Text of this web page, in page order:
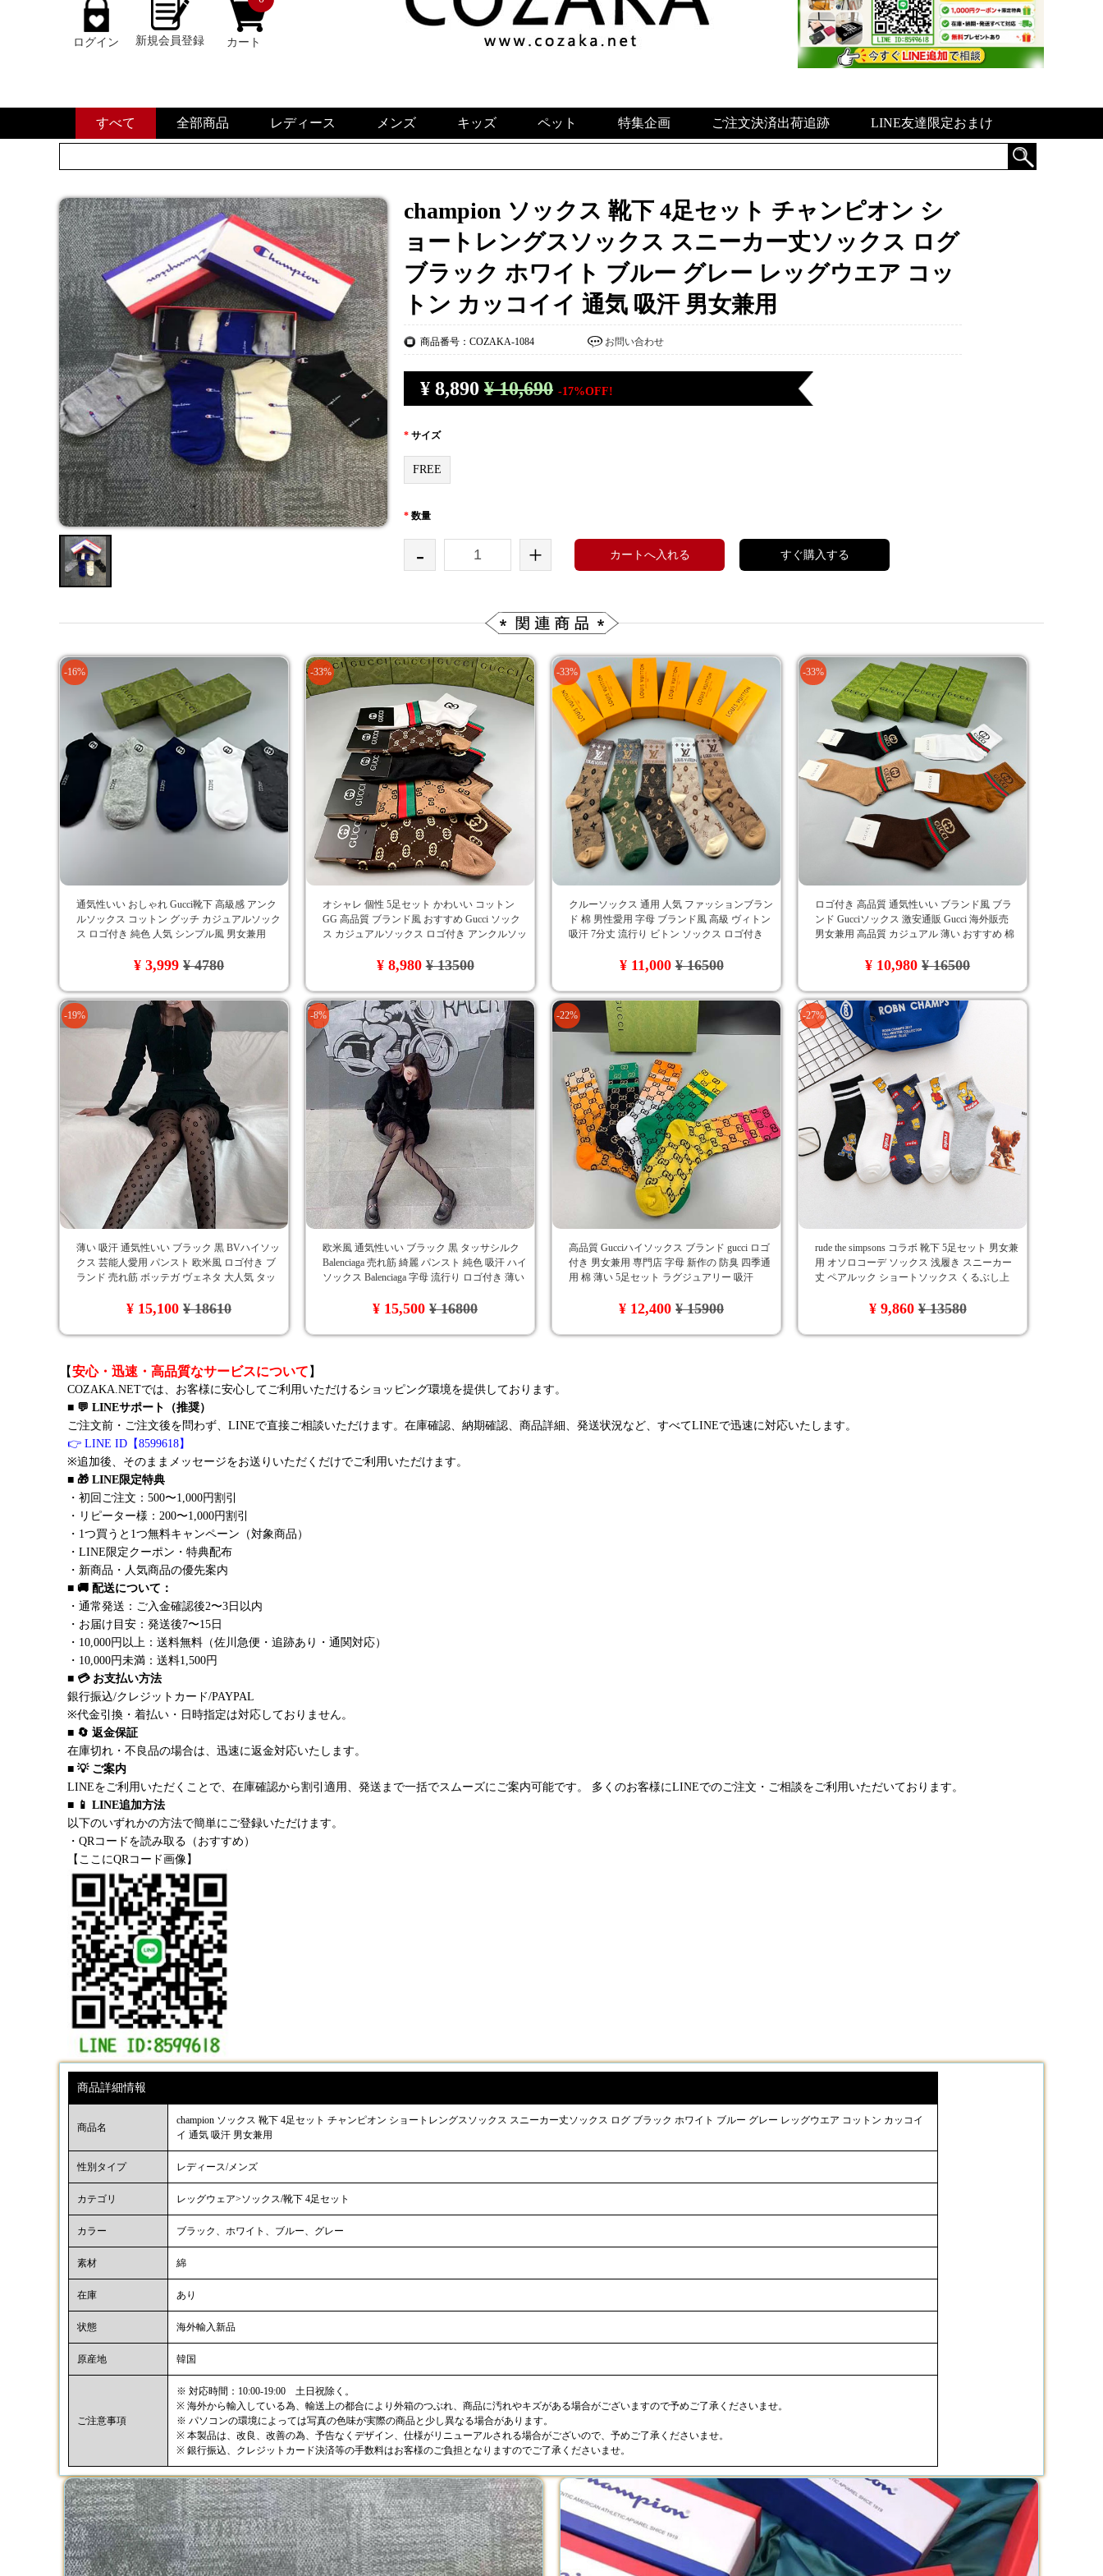
ログイン 新規会員登録 カート
すべて 全部商品 レディース メンズ キッズ ペット 特集企画 ご注文決済出荷追跡 LINE友達限定おまけ
champion ソックス 靴下 4足セット チャンピオン シ
ョートレングスソックス スニーカー丈ソックス ログ
ブラック ホワイト ブルー グレー レッグウエア コッ
トン カッコイイ 通気 吸汗 男女兼用
商品番号：COZAKA-1084 お問い合わせ
¥ 8,890 ¥ 10,690 -17%OFF!
* サイズ
FREE
* 数量
- + カートへ入れる すぐ購入する
-16%
通気性いい おしゃれ Gucci靴下 高級感 アンク
ルソックス コットン グッチ カジュアルソック
ス ロゴ付き 純色 人気 シンプル風 男女兼用
¥ 3,999¥ 4780
-33%
オシャレ 個性 5足セット かわいい コットン
GG 高品質 ブランド風 おすすめ Gucci ソック
ス カジュアルソックス ロゴ付き アンクルソッ
¥ 8,980¥ 13500
-33%
クルーソックス 通用 人気 ファッションブラン
ド 棉 男性愛用 字母 ブランド風 高級 ヴィトン
吸汗 7分丈 流行り ビトン ソックス ロゴ付き
¥ 11,000¥ 16500
-33%
ロゴ付き 高品質 通気性いい ブランド風 ブラ
ンド Gucciソックス 激安通販 Gucci 海外販売
男女兼用 高品質 カジュアル 薄い おすすめ 棉
¥ 10,980¥ 16500
-19%
薄い 吸汗 通気性いい ブラック 黒 BVハイソッ
クス 芸能人愛用 パンスト 欧米風 ロゴ付き ブ
ランド 売れ筋 ボッテガ ヴェネタ 大人気 タッ
¥ 15,100¥ 18610
-8%
欧米風 通気性いい ブラック 黒 タッサシルク
Balenciaga 売れ筋 綺麗 パンスト 純色 吸汗 ハイ
ソックス Balenciaga 字母 流行り ロゴ付き 薄い
¥ 15,500¥ 16800
-22%
高品質 Gucciハイソックス ブランド gucci ロゴ
付き 男女兼用 専門店 字母 新作の 防臭 四季通
用 棉 薄い 5足セット ラグジュアリー 吸汗
¥ 12,400¥ 15900
-27%
rude the simpsons コラボ 靴下 5足セット 男女兼
用 オソロコーデ ソックス 浅履き スニーカー
丈 ペアルック ショートソックス くるぶし上
¥ 9,860¥ 13580
【安心・迅速・高品質なサービスについて 】
COZAKA.NETでは、お客様に安心してご利用いただけるショッピング環境を提供しております。
■ 💬 LINEサポート（推奨）
ご注文前・ご注文後を問わず、LINEで直接ご相談いただけます。在庫確認、納期確認、商品詳細、発送状況など、すべてLINEで迅速に対応いたします。
👉 LINE ID【8599618】
※追加後、そのままメッセージをお送りいただくだけでご利用いただけます。
■ 🎁 LINE限定特典
・初回ご注文：500〜1,000円割引
・リピーター様：200〜1,000円割引
・1つ買うと1つ無料キャンペーン（対象商品）
・LINE限定クーポン・特典配布
・新商品・人気商品の優先案内
■ 🚚 配送について：
・通常発送：ご入金確認後2〜3日以内
・お届け目安：発送後7〜15日
・10,000円以上：送料無料（佐川急便・追跡あり・通関対応）
・10,000円未満：送料1,500円
■ 💳 お支払い方法
銀行振込/クレジットカード/PAYPAL
※代金引換・着払い・日時指定は対応しておりません。
■ 🔄 返金保証
在庫切れ・不良品の場合は、迅速に返金対応いたします。
■ 💡 ご案内
LINEをご利用いただくことで、在庫確認から割引適用、発送まで一括でスムーズにご案内可能です。 多くのお客様にLINEでのご注文・ご相談をご利用いただいております。
■ 📱 LINE追加方法
以下のいずれかの方法で簡単にご登録いただけます。
・QRコードを読み取る（おすすめ）
【ここにQRコード画像】
商品詳細情報
商品名
champion ソックス 靴下 4足セット チャンピオン ショートレングスソックス スニーカー丈ソックス ログ ブラック ホワイト ブルー グレー レッグウエア コットン カッコイ
イ 通気 吸汗 男女兼用
性別タイプ レディース/メンズ
カテゴリ レッグウェア>ソックス/靴下 4足セット
カラー ブラック、ホワイト、ブルー、グレー
素材 綿
在庫 あり
状態 海外輸入新品
原産地 韓国
ご注意事項
※ 対応時間：10:00-19:00 土日祝除く。
※ 海外から輸入している為、輸送上の都合により外箱のつぶれ、商品に汚れやキズがある場合がございますので予めご了承くださいませ。
※ パソコンの環境によっては写真の色味が実際の商品と少し異なる場合があります。
※ 本製品は、改良、改善の為、予告なくデザイン、仕様がリニューアルされる場合がございので、予めご了承くださいませ。
※ 銀行振込、クレジットカード決済等の手数料はお客様のご負担となりますのでご了承くださいませ。